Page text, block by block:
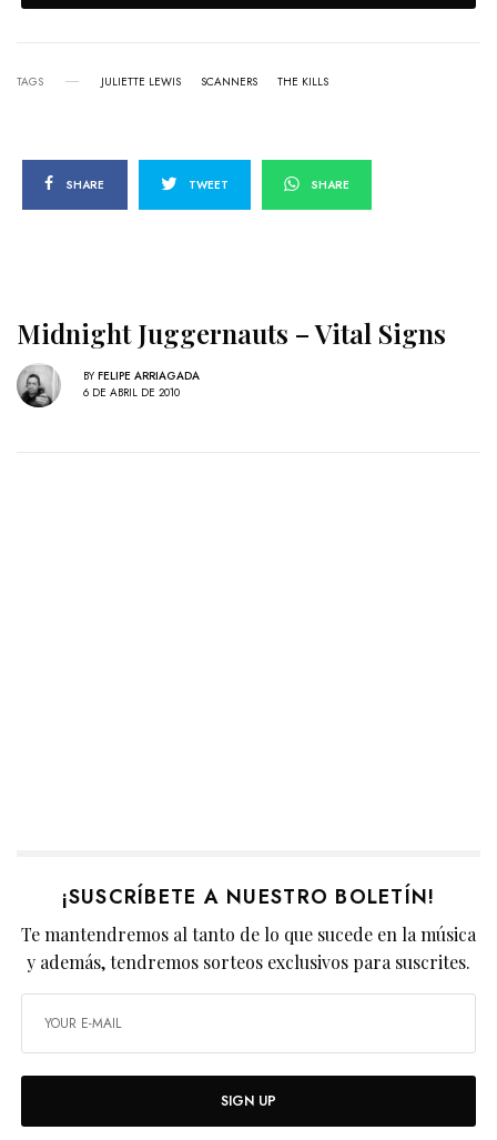
TAGS JULIETTE LEWIS SCANNERS THE KILLS
SHARE TWEET SHARE
Midnight Juggernauts – Vital Signs
BY FELIPE ARRIAGADA
6 DE ABRIL DE 2010
¡SUSCRÍBETE A NUESTRO BOLETÍN!
Te mantendremos al tanto de lo que sucede en la música
y además, tendremos sorteos exclusivos para suscrites.
SIGN UP